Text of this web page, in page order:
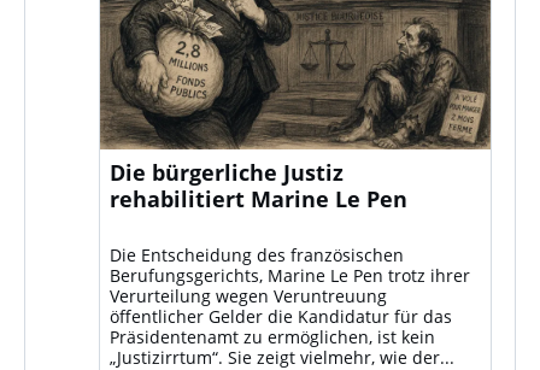
Die bürgerliche Justiz
rehabilitiert Marine Le Pen
Die Entscheidung des französischen
Berufungsgerichts, Marine Le Pen trotz ihrer
Verurteilung wegen Veruntreuung
öffentlicher Gelder die Kandidatur für das
Präsidentenamt zu ermöglichen, ist kein
„Justizirrtum“. Sie zeigt vielmehr, wie der...